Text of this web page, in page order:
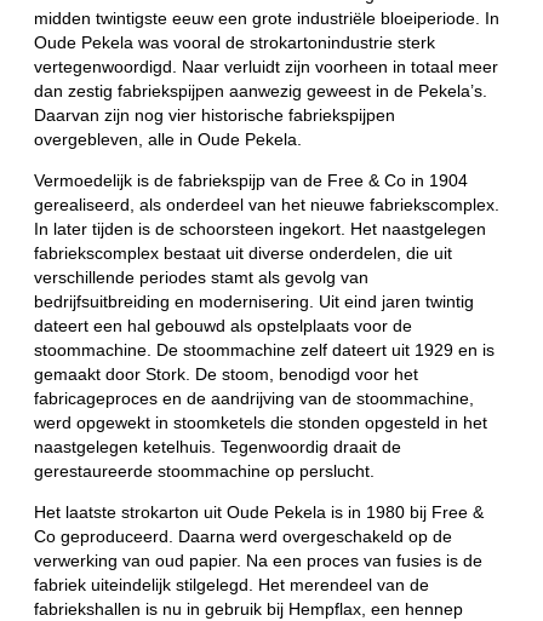
midden twintigste eeuw een grote industriële bloeiperiode. In
Oude Pekela was vooral de strokartonindustrie sterk
vertegenwoordigd. Naar verluidt zijn voorheen in totaal meer
dan zestig fabriekspijpen aanwezig geweest in de Pekela’s.
Daarvan zijn nog vier historische fabriekspijpen
overgebleven, alle in Oude Pekela.
Vermoedelijk is de fabriekspijp van de Free & Co in 1904
gerealiseerd, als onderdeel van het nieuwe fabriekscomplex.
In later tijden is de schoorsteen ingekort. Het naastgelegen
fabriekscomplex bestaat uit diverse onderdelen, die uit
verschillende periodes stamt als gevolg van
bedrijfsuitbreiding en modernisering. Uit eind jaren twintig
dateert een hal gebouwd als opstelplaats voor de
stoommachine. De stoommachine zelf dateert uit 1929 en is
gemaakt door Stork. De stoom, benodigd voor het
fabricageproces en de aandrijving van de stoommachine,
werd opgewekt in stoomketels die stonden opgesteld in het
naastgelegen ketelhuis. Tegenwoordig draait de
gerestaureerde stoommachine op perslucht.
Het laatste strokarton uit Oude Pekela is in 1980 bij Free &
Co geproduceerd. Daarna werd overgeschakeld op de
verwerking van oud papier. Na een proces van fusies is de
fabriek uiteindelijk stilgelegd. Het merendeel van de
fabriekshallen is nu in gebruik bij Hempflax, een hennep